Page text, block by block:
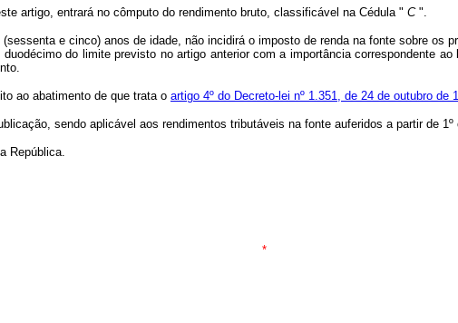
entrará no cômputo do rendimento bruto, classificável na Cédula " C".
e cinco) anos de idade, não incidirá o imposto de renda na fonte sobre os
do limite previsto no artigo anterior com a importância correspondente
ao abatimento de que trata o artigo 4º do Decreto-lei nº 1.351, de 24 de outubro de
sendo aplicável aos rendimentos tributáveis na fonte auferidos a partir de 1º
República.
*